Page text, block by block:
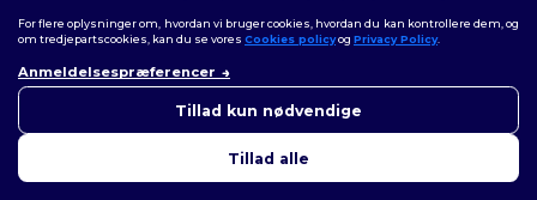
For flere oplysninger om, hvordan vi bruger cookies, hvordan du kan kontrollere dem, og
om tredjepartscookies, kan du se vores Cookies policyog Privacy Policy.
Anmeldelsespræferencer
Tillad kun nødvendige
Tillad alle
bekymringer, kan du kontakte
er her for at hjælpe.